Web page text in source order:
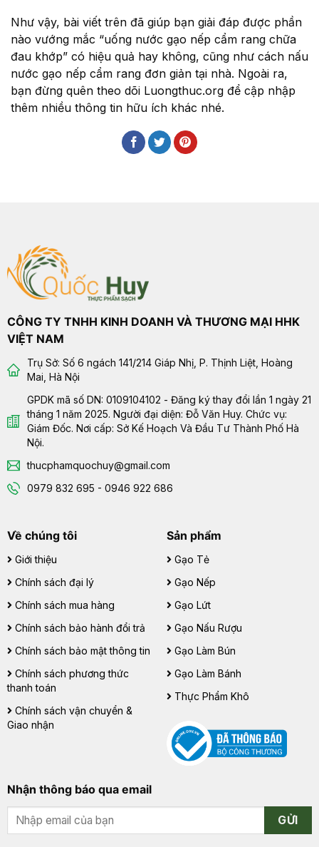
Như vậy, bài viết trên đã giúp bạn giải đáp được phần
nào vướng mắc “uống nước gạo nếp cẩm rang chữa
đau khớp” có hiệu quả hay không, cũng như cách nấu
nước gạo nếp cẩm rang đơn giản tại nhà. Ngoài ra,
bạn đừng quên theo dõi Luongthuc.org để cập nhập
thêm nhiều thông tin hữu ích khác nhé.
CÔNG TY TNHH KINH DOANH VÀ THƯƠNG MẠI HHK
VIỆT NAM
Trụ Sở: Số 6 ngách 141/214 Giáp Nhị, P. Thịnh Liệt, Hoàng
Mai, Hà Nội
GPDK mã số DN: 0109104102 - Đăng ký thay đổi lần 1 ngày 21
tháng 1 năm 2025. Người đại diện: Đỗ Văn Huy. Chức vụ:
Giám Đốc. Nơi cấp: Sở Kế Hoạch Và Đầu Tư Thành Phố Hà
Nội.
thucphamquochuy@gmail.com
0979 832 695 - 0946 922 686
Về chúng tôi
Giới thiệu
Chính sách đại lý
Chính sách mua hàng
Chính sách bảo hành đổi trả
Chính sách bảo mật thông tin
Chính sách phương thức
thanh toán
Chính sách vận chuyển &
Giao nhận
Sản phẩm
Gạo Tẻ
Gạo Nếp
Gạo Lứt
Gạo Nấu Rượu
Gạo Làm Bún
Gạo Làm Bánh
Thực Phẩm Khô
Nhận thông báo qua email
GỬI